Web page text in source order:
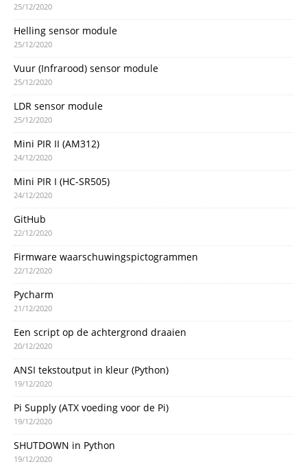
25/12/2020
Helling sensor module
25/12/2020
Vuur (Infrarood) sensor module
25/12/2020
LDR sensor module
25/12/2020
Mini PIR II (AM312)
24/12/2020
Mini PIR I (HC-SR505)
24/12/2020
GitHub
22/12/2020
Firmware waarschuwingspictogrammen
22/12/2020
Pycharm
21/12/2020
Een script op de achtergrond draaien
20/12/2020
ANSI tekstoutput in kleur (Python)
19/12/2020
Pi Supply (ATX voeding voor de Pi)
19/12/2020
SHUTDOWN in Python
19/12/2020